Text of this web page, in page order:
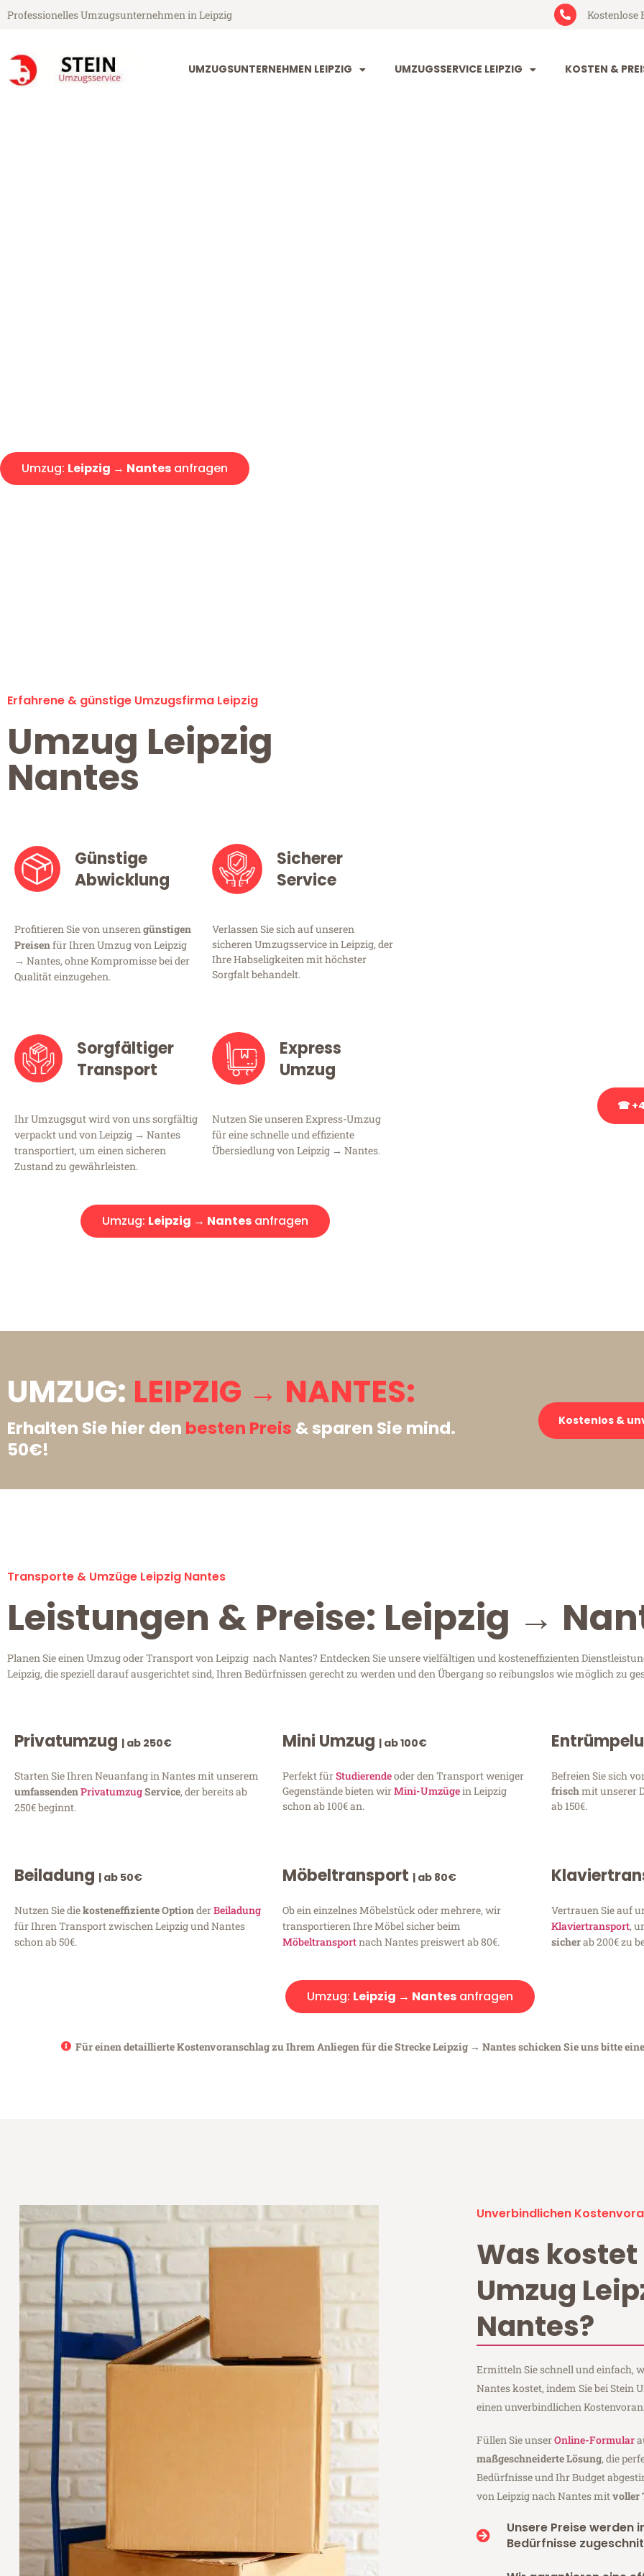
Professionelles Umzugsunternehmen in Leipzig Kostenlose
UMZUGSUNTERNEHMEN LEIPZIG UMZUGSSERVICE LEIPZIG KOSTEN &
Umzug: Leipzig → Nantes anfragen
Erfahrene & günstige Umzugsfirma Leipzig
Umzug Leipzig
Nantes
Günstige
Abwicklung
Profitieren Sie von unserengünstigen
Preisenfür Ihren Umzug von Leipzig
→ Nantes, ohne Kompromisse bei der
Qualität einzugehen.
Sicherer
Service
Verlassen Sie sich auf unseren
sicheren Umzugsservice in Leipzig, der
Ihre Habseligkeiten mit höchster
Sorgfalt behandelt.
Sorgfältiger
Transport
Ihr Umzugsgut wird von uns sorgfältig
verpackt und von Leipzig → Nantes
transportiert, um einen sicheren
Zustand zu gewährleisten.
Express
Umzug
Nutzen Sie unseren Express-Umzug
für eine schnelle und effiziente
Übersiedlung von Leipzig → Nantes.
Umzug: Leipzig → Nantesanfragen
☎
UMZUG: LEIPZIG → NANTES:
Erhalten Sie hier den besten Preis & sparen Sie mind.
50€!
Kostenlos &
Transporte & Umzüge Leipzig Nantes
Leistungen & Preise: Leipzig →
Planen Sie einen Umzug oder Transport von Leipzig nach Nantes? Entdecken Sie unsere vielfältigen und kosteneffizienten
Leipzig, die speziell darauf ausgerichtet sind, Ihren Bedürfnissen gerecht zu werden und den Übergang so reibungslos wie möglich zu
Privatumzug | ab 250€
Starten Sie Ihren Neuanfang in Nantes mit unserem
umfassendenPrivatumzugService, der bereits ab
250€ beginnt.
Mini Umzug | ab 100€
Perfekt fürStudierendeoder den Transport weniger
Gegenstände bieten wirMini-Umzügein Leipzig
schon ab 100€ an.
Befreien Sie sich
frischmit unserer
ab 150€.
Beiladung | ab 50€
Nutzen Sie diekosteneffiziente OptionderBeiladung
für Ihren Transport zwischen Leipzig und Nantes
schon ab 50€.
Möbeltransport | ab 80€
Ob ein einzelnes Möbelstück oder mehrere, wir
transportieren Ihre Möbel sicher beim
Möbeltransportnach Nantes preiswert ab 80€.
Vertrauen Sie auf
Klaviertransport,
sicherab 200€ zu
Umzug: Leipzig → Nantesanfragen
Für einen detaillierte Kostenvoranschlag zu Ihrem Anliegen für die Strecke Leipzig → Nantes schicken Sie uns bitte
Unverbindlichen
Was kostet
Umzug
Nantes?
Ermitteln Sie schnell und einfach,
Nantes kostet, indem Sie bei Stein
einen unverbindlichen
Füllen Sie unserOnline-Formular
maßgeschneiderte Lösung, die
Bedürfnisse und Ihr Budget
von Leipzig nach Nantes mitvoller
Unsere Preise werden
Bedürfnisse